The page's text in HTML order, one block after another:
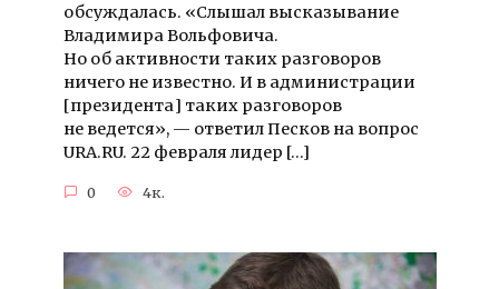
обсуждалась. «Слышал высказывание
Владимира Вольфовича.
Но об активности таких разговоров
ничего не известно. И в администрации
[президента] таких разговоров
не ведется», — ответил Песков на вопрос
URA.RU. 22 февраля лидер […]
0 4к.